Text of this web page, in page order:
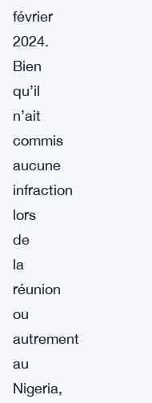
février
2024.
Bien
qu’il
n’ait
commis
aucune
infraction
lors
de
la
réunion
ou
autrement
au
Nigeria,